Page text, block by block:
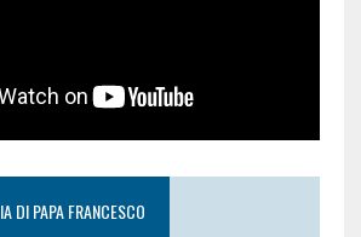
DI PAPA FRANCESCO